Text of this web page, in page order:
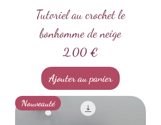
Tutoriel au crochet le
bonhomme de neige
Prix
2,00 €
Ajouter au panier
Nouveauté